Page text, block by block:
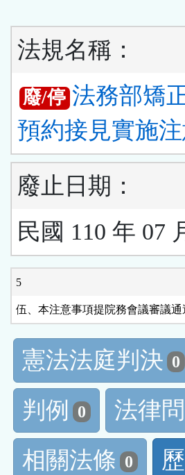
法規名稱：
廢/停 法務部矯
預約接見實施
廢止日期：
民國 110 年 07
5
伍、本注意事項提院務會議審議通
憲法法庭判決 0
判例
0 法律
相關法條 0